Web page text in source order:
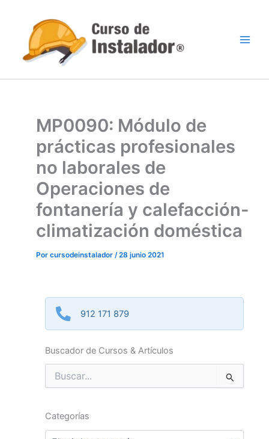
contenido
MP0090: Módulo de
prácticas profesionales
no laborales de
Operaciones de
fontanería y calefacción-
climatización doméstica
Por cursodeinstalador /28 junio 2021
912 171 879
Buscador de Cursos & Artículos
Buscar
por:
Categorías
Categorías